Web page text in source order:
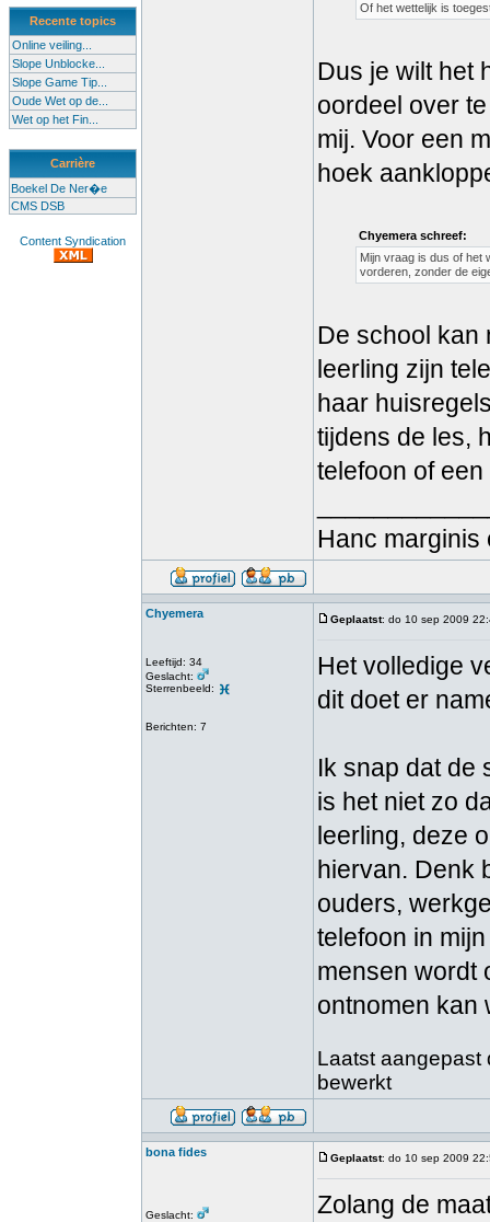
Recente topics
Online veiling...
Slope Unblocke...
Slope Game Tip...
Oude Wet op de...
Wet op het Fin...
Carrière
Boekel De Ner�e
CMS DSB
Content Syndication
Of het wettelijk is
Dus je wilt het
oordeel over
mij. Voor een
hoek
Chyemera schreef:
Mijn vraag is dus of het
vorderen, zonder de
De school kan
leerling zijn
haar
tijdens de les,
telefoon of
Hanc marginis
Chyemera
Leeftijd: 34
Geslacht:
Sterrenbeeld:
Berichten: 7
Geplaatst: do 10 sep 2009
Het volledige
dit doet er
Ik snap dat de
is het niet zo
leerling, deze
hiervan. Denk
ouders,
telefoon in
mensen wordt
ontnomen kan
Laatst aangepast
bewerkt
bona fides
Geslacht:
Geplaatst: do 10 sep 2009
Zolang de